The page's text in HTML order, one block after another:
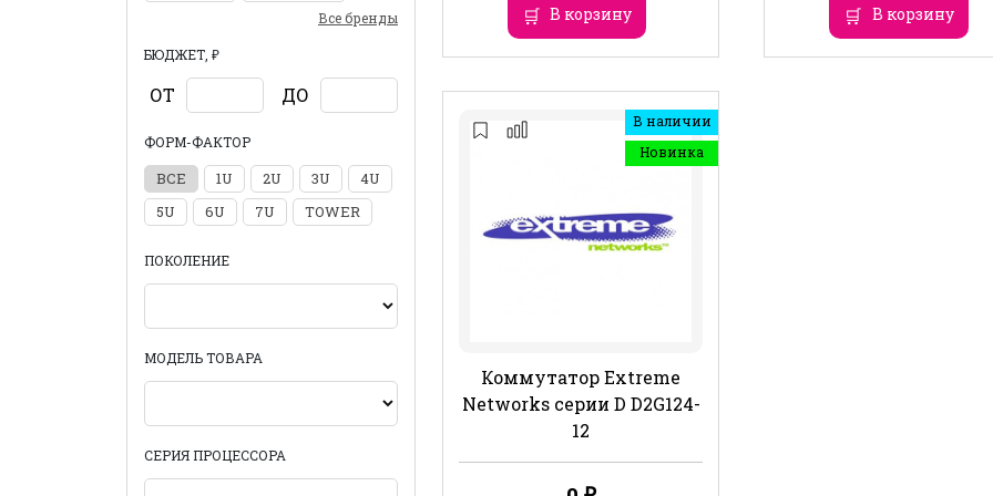
Все бренды
БЮДЖЕТ, ₽
ОТ ДО
ФОРМ-ФАКТОР
ВСЕ 1U 2U 3U
4U
5U
6U 7U TOWER
ПОКОЛЕНИЕ
МОДЕЛЬ ТОВАРА
СЕРИЯ ПРОЦЕССОРА
В корзину В корзину
В наличии
Новинка
Коммутатор Extreme
Networks серии D D2G124-
12